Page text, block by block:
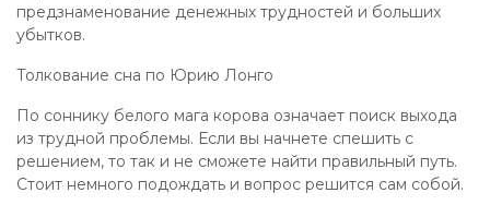
предзнаменование денежных трудностей и больших
убытков.
Толкование сна по Юрию Лонго
По соннику белого мага корова означает поиск выхода
из трудной проблемы. Если вы начнете спешить с
решением, то так и не сможете найти правильный путь.
Стоит немного подождать и вопрос решится сам собой.